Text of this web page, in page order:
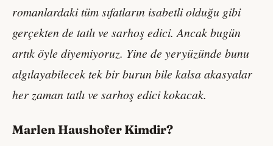
romanlardaki tüm sıfatların isabetli olduğu gibi
gerçekten de tatlı ve sarhoş edici. Ancak bugün
artık öyle diyemiyoruz. Yine de yeryüzünde bunu
algılayabilecek tek bir burun bile kalsa akasyalar
her zaman tatlı ve sarhoş edici kokacak.
Marlen Haushofer Kimdir?